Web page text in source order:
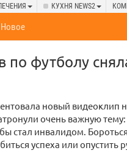
КУХНЯ NEWS2
Новое
футболу
новый видеоклип
очень важную
стал инвалидом.
успеха или опустить